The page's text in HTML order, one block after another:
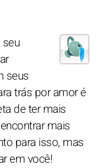
seus
trás por amor é
de ter mais
mais
para isso, mas
em você!